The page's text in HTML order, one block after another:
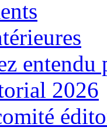
entendu
2026